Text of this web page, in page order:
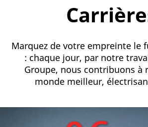
Marquez de votre empreinte le
: chaque jour, par notre
Groupe, nous contribuons à
monde meilleur,